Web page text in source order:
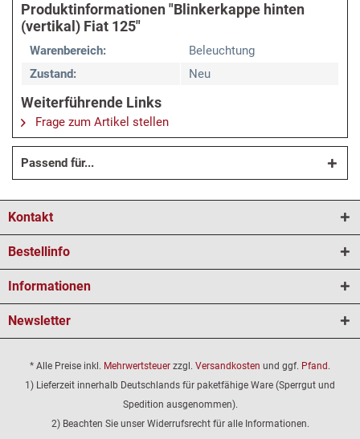
Produktinformationen "Blinkerkappe hinten
(vertikal) Fiat 125"
Warenbereich:
Beleuchtung
Zustand:
Neu
Weiterführende Links
Frage zum Artikel stellen
Passend für...
Kontakt
Bestellinfo
Informationen
Newsletter
* Alle Preise inkl. Mehrwertsteuer zzgl. Versandkosten und ggf. Pfand.
1) Lieferzeit innerhalb Deutschlands für paketfähige Ware (Sperrgut und
Spedition ausgenommen).
2) Beachten Sie unser Widerrufsrecht für alle Informationen.